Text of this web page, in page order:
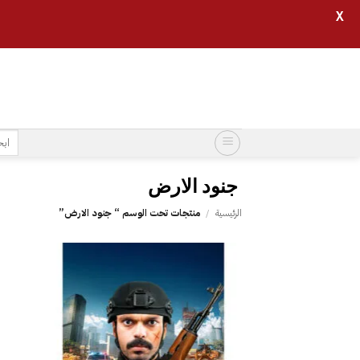
البحث
عن:
الرئيسية / منتجات تحت الوسم “‎ جنود الارض‎”
إلى
قائمة
الرغبات
X